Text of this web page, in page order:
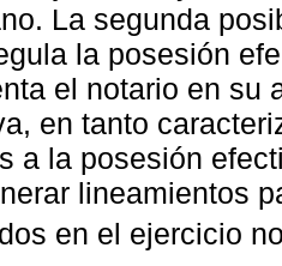
La segunda
la posesión
el notario en su
en tanto
a la posesión
lineamientos
en el ejercicio